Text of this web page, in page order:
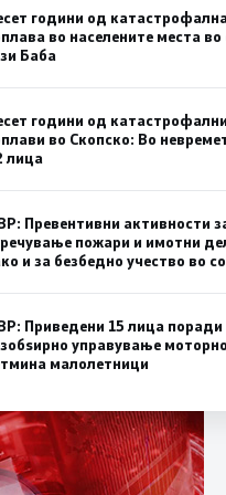
години од
во населените места
Баба
години од
во Скопско: Во
лица
Превентивни активности
пожари и имотни
и за безбедно учество во
Приведени 15 лица поради
управување
малолетници